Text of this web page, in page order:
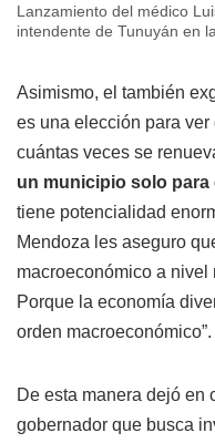
Lanzamiento del médico
intendente de Tunuyán en
Asimismo, el también
es una elección para
cuántas veces se
un municipio solo para
tiene potencialidad
Mendoza les aseguro
macroeconómico a nivel
Porque la economía
orden macroeconómico”.
De esta manera dejó en
gobernador que busca